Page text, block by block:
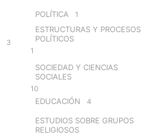
3
POLÍTICA 1
ESTRUCTURAS Y PROCESOS
POLÍTICOS
1
SOCIEDAD Y CIENCIAS
SOCIALES
10
EDUCACIÓN 4
ESTUDIOS SOBRE GRUPOS
RELIGIOSOS